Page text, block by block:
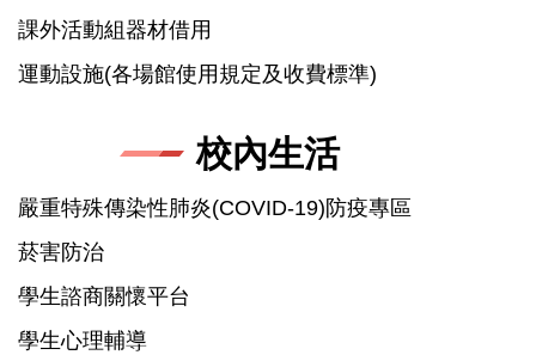
課外活動組器材借用
運動設施(各場館使用規定及收費標準)
校內生活
嚴重特殊傳染性肺炎(COVID-19)防疫專區
菸害防治
學生諮商關懷平台
學生心理輔導